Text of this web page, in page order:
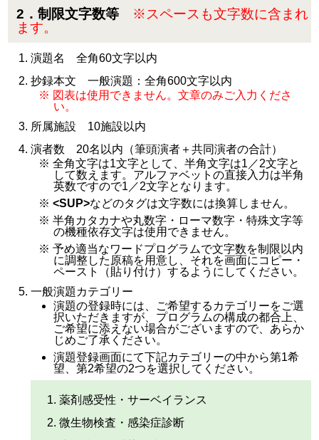
2．制限文字数等
※スペースも文字数に含まれ
ます。
演題名 全角60文字以内
抄録本文 一般演題：全角600文字以内
※ 図表は使用できません。文章のみご入力くださ
い。
所属施設 10施設以内
演者数 20名以内（筆頭演者＋共同演者の合計）
※ 全角文字は1文字として、半角文字は1／2文字と
して数えます。アルファベットの直接入力は半角
英数ですので1／2文字となります。
※<SUP>などのタグは文字数には換算しません。
※ 半角カタカナや丸数字・ローマ数字・特殊文字等
の機種依存文字は使用できません。
※ 予め適当なワードプログラムで文字数を制限以内
に調整した原稿を用意し、それを画面にコピー・
ペースト（貼り付け）するようにしてください。
一般演題カテゴリー
演題の登録時には、ご希望するカテゴリーをご選
択いただきますが、プログラムの構成の都合上、
ご希望に添えない場合がございますので、あらか
じめご了承ください。
演題登録画面にて下記カテゴリーの中から第1希
望、第2希望の2つを選択してください。
薬剤感受性・サーベイランス
微生物検査・感染症診断